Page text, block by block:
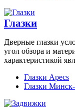
Глазки
Дверные глазки
угол обзора и
характеристикой
Глазки Apecs
Глазки